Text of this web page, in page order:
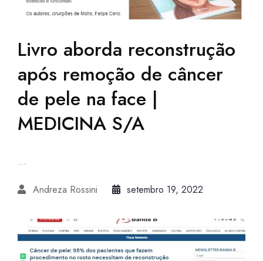
Livro aborda reconstrução
após remoção de câncer
de pele na face |
MEDICINA S/A
...
Andreza Rossini setembro 19, 2022